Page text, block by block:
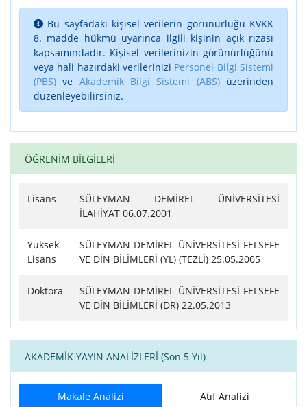
Bu sayfadaki kişisel verilerin görünürlüğü KVKK
8. madde hükmü uyarınca ilgili kişinin açık rızası
kapsamındadır. Kişisel verilerinizin görünürlüğünü
veya hali hazırdaki verilerinizi Personel Bilgi Sistemi
(PBS) ve Akademik Bilgi Sistemi (ABS)üzerinden
düzenleyebilirsiniz.
ÖĞRENİM BİLGİLERİ
Lisans
SÜLEYMAN DEMİREL ÜNİVERSİTESİ
İLAHİYAT 06.07.2001
Yüksek
Lisans
SÜLEYMAN DEMİREL ÜNİVERSİTESİ FELSEFE
VE DİN BİLİMLERİ (YL) (TEZLİ) 25.05.2005
Doktora
SÜLEYMAN DEMİREL ÜNİVERSİTESİ FELSEFE
VE DİN BİLİMLERİ (DR) 22.05.2013
AKADEMİK YAYIN ANALİZLERİ (Son 5 Yıl)
Makale Analizi
Atıf Analizi